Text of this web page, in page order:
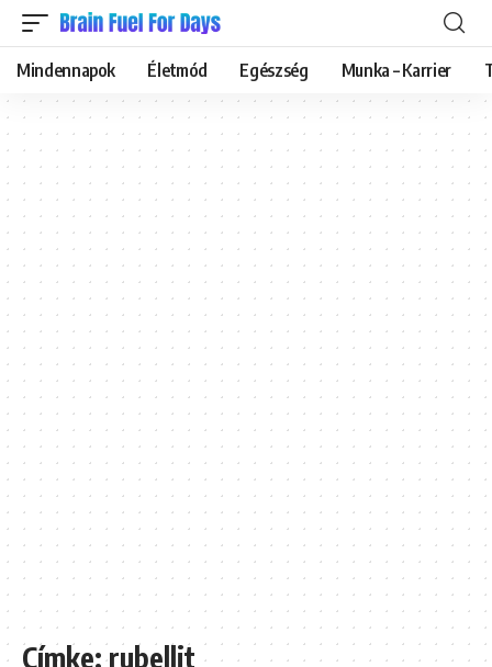
Mindennapok Életmód Egészség Munka – Karrier
Címke:rubellit